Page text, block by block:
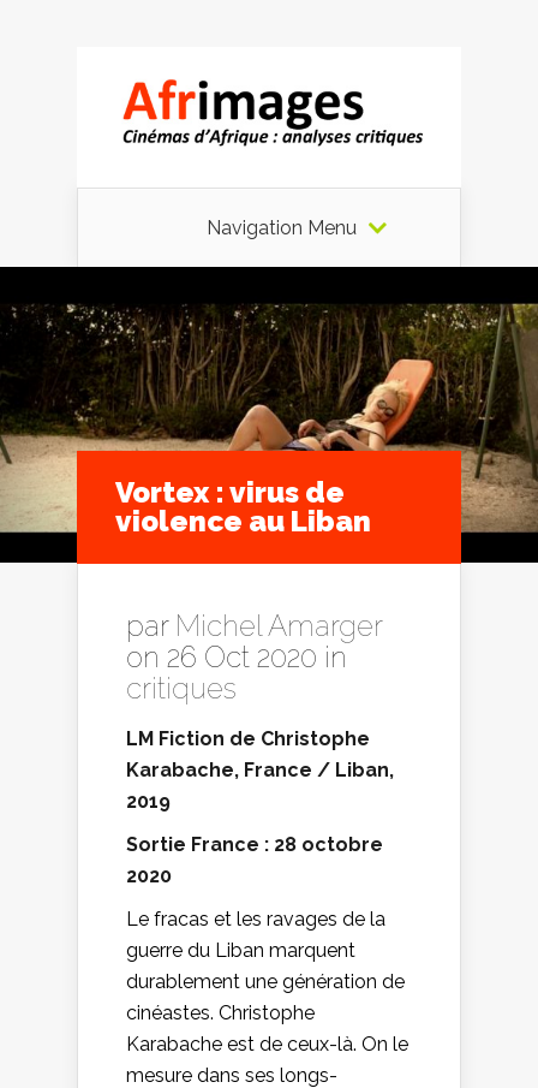
Navigation Menu
Vortex : virus de
violence au Liban
par Michel Amarger
on 26 Oct 2020 in
critiques
LM Fiction de Christophe
Karabache, France / Liban,
2019
Sortie France : 28 octobre
2020
Le fracas et les ravages de la
guerre du Liban marquent
durablement une génération de
cinéastes. Christophe
Karabache est de ceux-là. On le
mesure dans ses longs-